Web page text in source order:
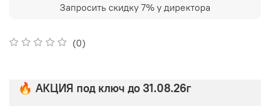
(0)
Запросить скидку 7% у директора
🔥 АКЦИЯ под ключ до 31.08.26г